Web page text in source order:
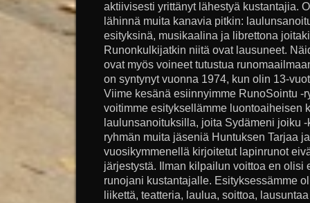
aktiivisesti yrittänyt lähestyä kustantajia.
lähinnä muita kanavia pitkin:
esityksinä, musikaalina ja librettona
Runonkulkijatkin niitä ovat lausuneet.
ovat myös voineet tutustua
on syntynyt vuonna 1974, kun olin 13-
Viime kesänä esiinnyimme RunoSointu -
voitimme esityksellämme luontoaiheisen
laulunsanoituksilla, joita Sydämeni joiku
ryhmän muita jäseniä Huntuksen Tarjaa
vuosikymmenellä kirjoitetut lapinrunot
järjestystä. Ilman kilpailun voittoa en olisi
runojani kustantajalle. Esityksessämme
liikettä, teatteria, laulua, soittoa,